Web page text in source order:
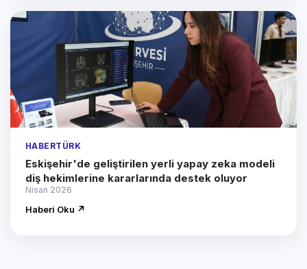
HABERTÜRK
Eskişehir'de geliştirilen yerli yapay zeka modeli
diş hekimlerine kararlarında destek oluyor
Nisan 2026
Haberi Oku ↗